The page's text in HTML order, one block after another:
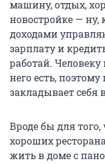
машину, отдых,
новостройке — ну,
доходами
зарплату и
работай. Человеку
него есть,
закладывает себя
Вроде бы для
хороших
жить в доме с